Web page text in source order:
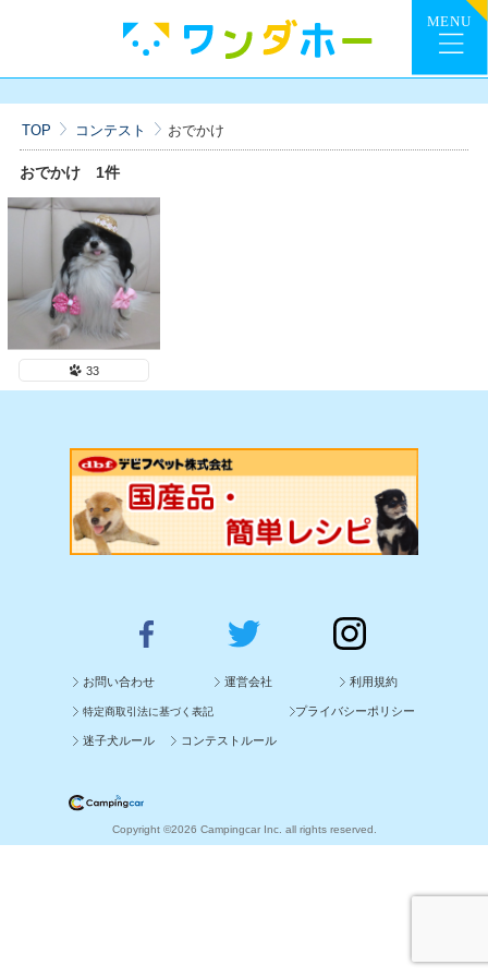
TOP コンテスト おでかけ
おでかけ 1件
33
お問い合わせ 運営会社 利用規約
特定商取引法に基づく表記 プライバシーポリシー
迷子犬ルール コンテストルール
Copyright ©2026 Campingcar Inc. all rights reserved.